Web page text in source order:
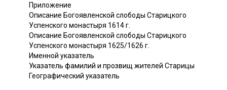
Приложение
Описание Богоявленской слободы Старицкого
Успенского монастыря 1614 г.
Описание Богоявленской слободы Старицкого
Успенского монастыря 1625/1626 г.
Именной указатель
Указатель фамилий и прозвищ жителей Старицы
Географический указатель